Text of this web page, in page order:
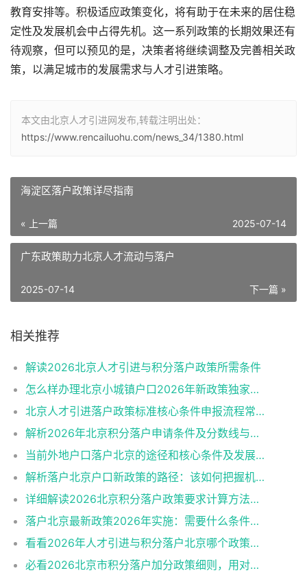
教育安排等。积极适应政策变化，将有助于在未来的居住稳
定性及发展机会中占得先机。这一系列政策的长期效果还有
待观察，但可以预见的是，决策者将继续调整及完善相关政
策，以满足城市的发展需求与人才引进策略。
本文由北京人才引进网发布,转载注明出处：
https://www.rencailuohu.com/news_34/1380.html
海淀区落户政策详尽指南
« 上一篇 2025-07-14
广东政策助力北京人才流动与落户
下一篇 »
2025-07-14
相关推荐
解读2026北京人才引进与积分落户政策所需条件
怎么样办理北京小城镇户口2026年新政策独家解读
北京人才引进落户政策标准核心条件申报流程常见误区
解析2026年北京积分落户申请条件及分数线与避坑指南
当前外地户口落户北京的途径和核心条件及发展趋势
解析落户北京户口新政策的路径：该如何把握机遇？
详细解读2026北京积分落户政策要求计算方法申报流程
落户北京最新政策2026年实施：需要什么条件一阅便知
看看2026年人才引进与积分落户北京哪个政策好申请？
必看2026北京市积分落户加分政策细则，用对策略上岸更快！